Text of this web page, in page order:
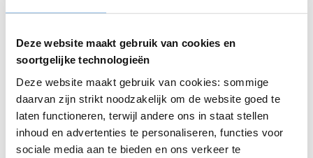
Deze website maakt gebruik van cookies en
soortgelijke technologieën
Deze website maakt gebruik van cookies: sommige
daarvan zijn strikt noodzakelijk om de website goed te
laten functioneren, terwijl andere ons in staat stellen
inhoud en advertenties te personaliseren, functies voor
sociale media aan te bieden en ons verkeer te
Een alternatieve verklaring is dat technologie wel
productiviteit, maar dat deze wordt tenietgedaan door
andere factoren. Daarbij kijken velen naar de hand over
hand toenemende administratieve overlast, die
ironisch genoeg ook door de veel betere
informatietechnologie wordt gefaciliteerd. Maar deze
toenemende administratieve verplichtingen slorpen
wel een hoop mankracht op zonder bij te dragen tot het